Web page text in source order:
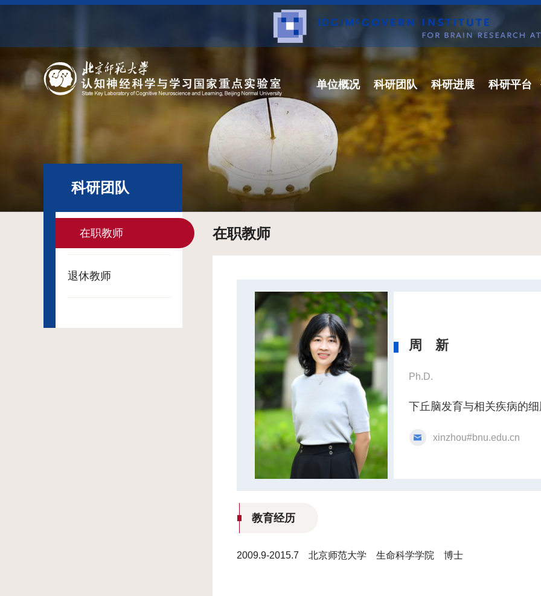
单位概况 科研团队 科研进展 科研平台
科研团队
在职教师
退休教师
在职教师
周 新
Ph.D.
下丘脑发育与相关疾病的
xinzhou#bnu.edu.cn
教育经历
2009.9-2015.7 北京师范大学 生命科学学院 博士